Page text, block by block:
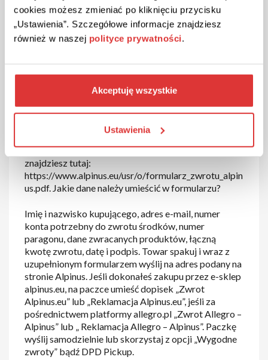
cookies możesz zmieniać po kliknięciu przycisku
„Ustawienia”. Szczegółowe informacje znajdziesz
również w naszej polityce prywatności.
Akceptuję wszystkie
Ustawienia
Zwroty w Alpinus
Produkt, który zakupiłeś w Alpinus nie przypadł Ci
do gustu? Rozmiar okazał się nieprawidłowy?
odebrania przesyłki i sprawnie odzyskać pieniądze.
Zrobisz to stosując się do instrukcji umieszczonej na
stronie sklepu. Zacznij od wydrukowania i
wypełnienia formularza zwrotu. Link do pisma
znajdziesz tutaj:
https://www.alpinus.eu/usr/o/formularz_zwrotu_alpin
us.pdf. Jakie dane należy umieścić w formularzu?
Imię i nazwisko kupującego, adres e-mail, numer
konta potrzebny do zwrotu środków, numer
paragonu, dane zwracanych produktów, łączną
kwotę zwrotu, datę i podpis. Towar spakuj i wraz z
uzupełnionym formularzem wyślij na adres podany na
stronie Alpinus. Jeśli dokonałeś zakupu przez e-sklep
alpinus.eu, na paczce umieść dopisek „Zwrot
Alpinus.eu” lub „Reklamacja Alpinus.eu”, jeśli za
pośrednictwem platformy allegro.pl „Zwrot Allegro –
Alpinus” lub „ Reklamacja Allegro – Alpinus”. Paczkę
wyślij samodzielnie lub skorzystaj z opcji „Wygodne
zwroty” bądź DPD Pickup.